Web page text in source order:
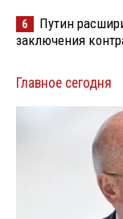
6
Путин
заключения
Главное сегодня